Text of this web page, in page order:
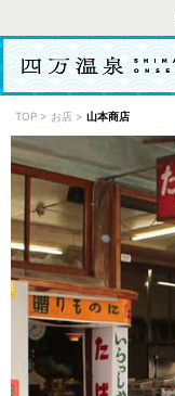
野
温泉
体験 イ
TOP > お店 >山本商店